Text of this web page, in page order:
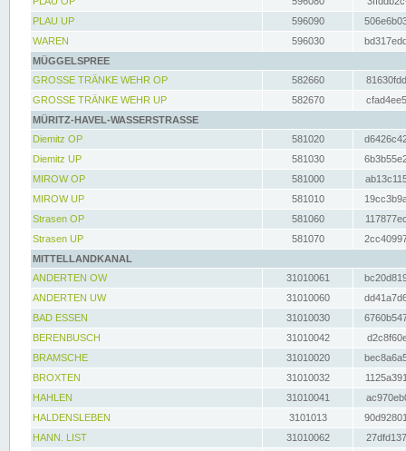
PLAU UP
596090
WAREN
596030
MÜGGELSPREE
GROSSE TRÄNKE WEHR OP
582660
GROSSE TRÄNKE WEHR UP
582670
MÜRITZ-HAVEL-WASSERSTRASSE
Diemitz OP
581020
Diemitz UP
581030
MIROW OP
581000
MIROW UP
581010
Strasen OP
581060
Strasen UP
581070
MITTELLANDKANAL
ANDERTEN OW
31010061
ANDERTEN UW
31010060
BAD ESSEN
31010030
BERENBUSCH
31010042
BRAMSCHE
31010020
BROXTEN
31010032
HAHLEN
31010041
HALDENSLEBEN
3101013
HANN. LIST
31010062